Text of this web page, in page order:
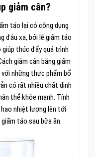
giảm cân?
táo lại có công dụng
đâu xa, bởi lẽ giấm táo
thúc đẩy quá trình
giảm cân bằng giấm
những thực phẩm bổ
có rất nhiều chất dinh
thể khỏe mạnh. Tính
nhiệt lượng lên tới
táo sau bữa ăn.